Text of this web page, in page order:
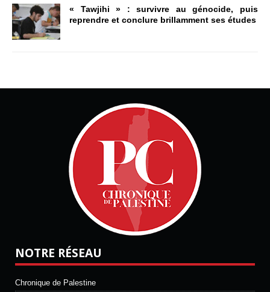
« Tawjihi » : survivre au génocide, puis
reprendre et conclure brillamment ses études
NOTRE RÉSEAU
Chronique de Palestine